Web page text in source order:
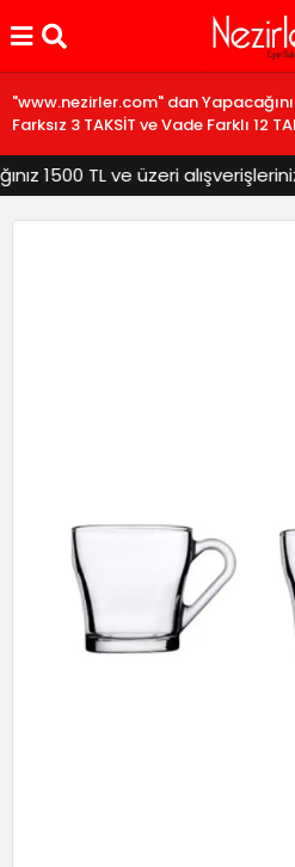
"www.nezirler.com" dan
Farksız 3 TAKSİT ve Vade Farklı 12
1500 TL ve üzeri